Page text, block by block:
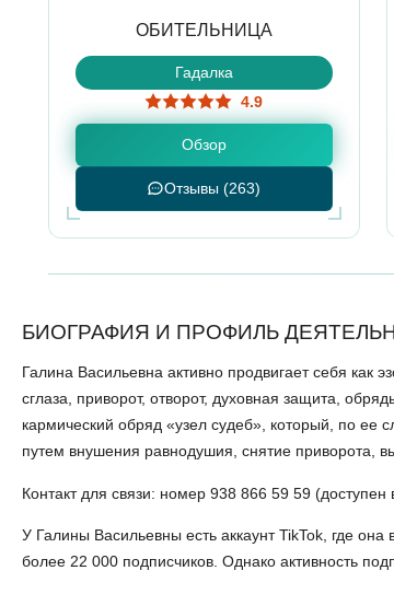
ОБИТЕЛЬНИЦА
Гадалка
4.9
Обзор
Отзывы (263)
БИОГРАФИЯ И ПРОФИЛЬ
Галина Васильевна активно продвигает себя как
сглаза, приворот, отворот, духовная защита,
кармический обряд «узел судеб», который, по
путем внушения равнодушия, снятие приворота,
Контакт для связи: номер 938 866 59 59 (доступен
У Галины Васильевны есть аккаунт TikTok, где
более 22 000 подписчиков. Однако активность